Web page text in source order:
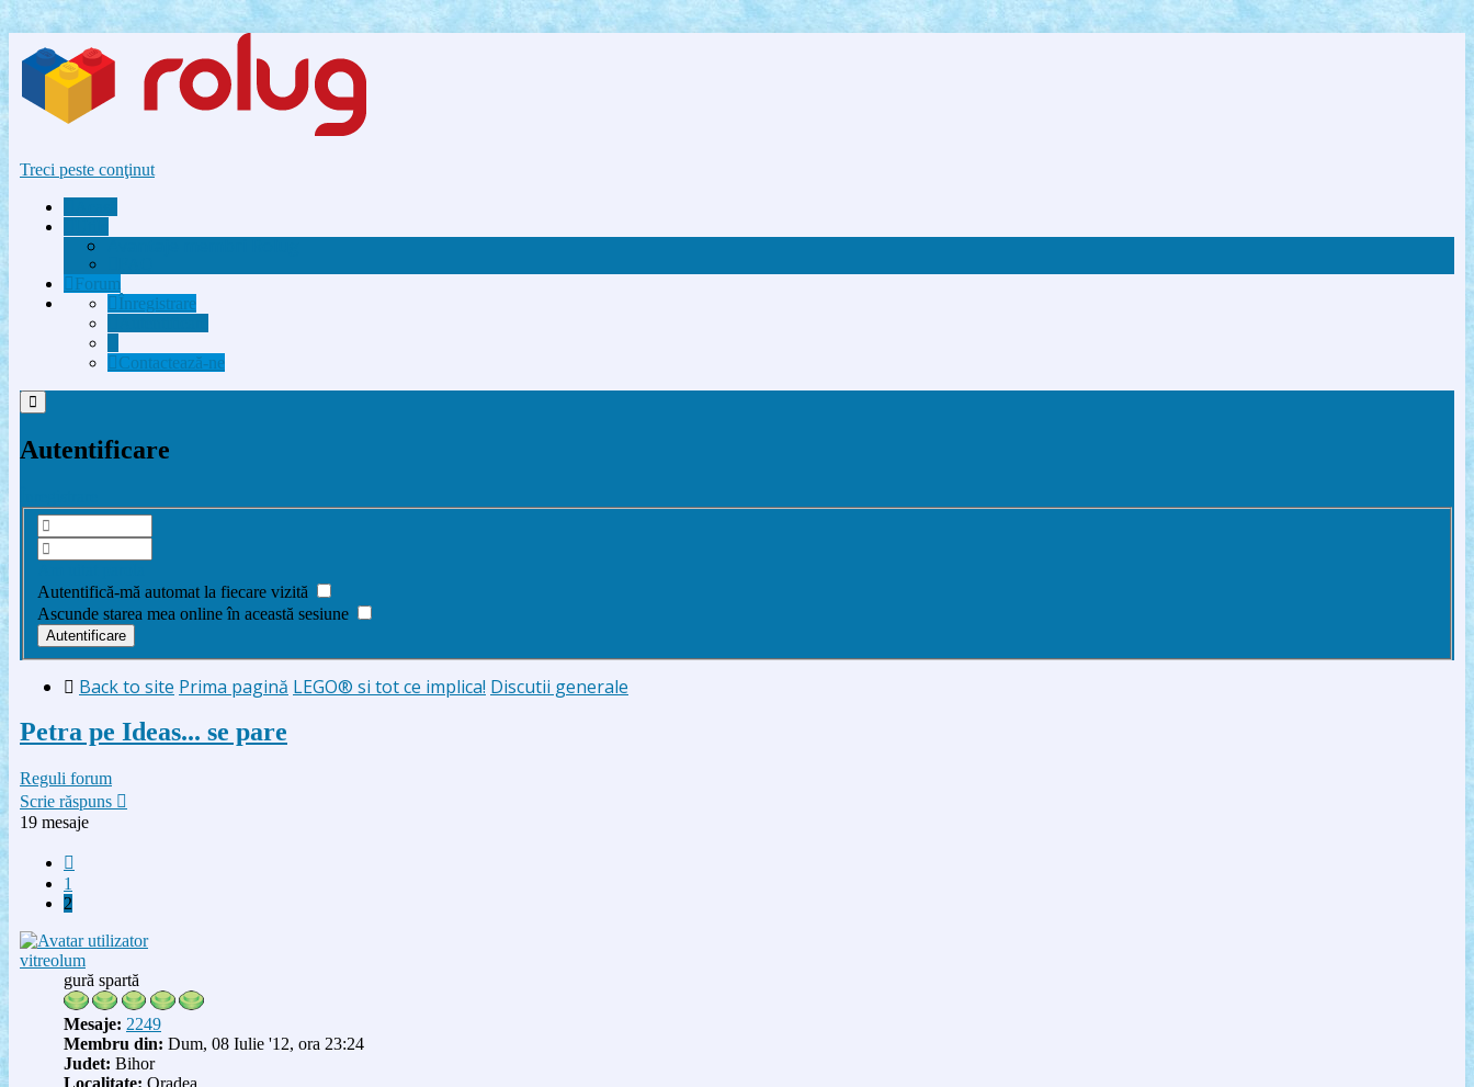
Treci peste conţinut
Forum
Înregistrare
Contactează-ne
Autentificare
Autentifică-mă automat la fiecare vizită
Ascunde starea mea online în această sesiune
Back to site Prima pagină LEGO® si tot ce implica! Discutii generale
Petra pe Ideas... se pare
Reguli forum
Scrie răspuns
19 mesaje
1
2
vitreolum
gură spartă
Mesaje: 2249
Membru din: Dum, 08 Iulie '12, ora 23:24
Judet: Bihor